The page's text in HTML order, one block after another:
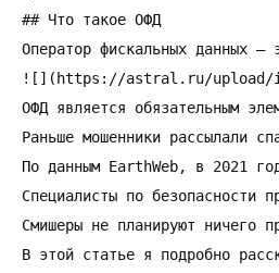
## Что такое ОФД
Оператор фискальных данных
![](https://astral.ru/upload/
ОФД является обязательным
Раньше мошенники рассылали
По данным EarthWeb, в 2021
Специалисты по безопасности
Смишеры не планируют ничего
В этой статье я подробно